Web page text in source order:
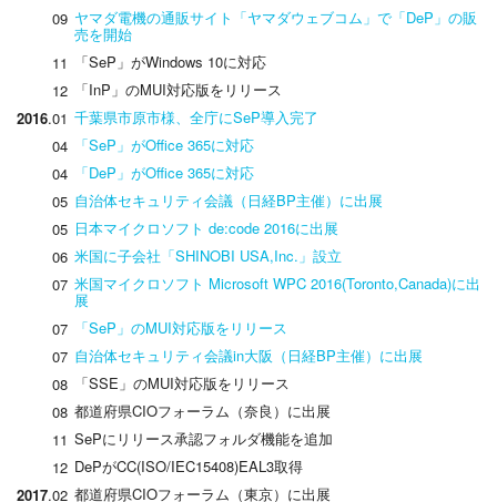
09 ヤマダ電機の通販サイト「ヤマダウェブコム」で「DeP」の販
売を開始
11
「SeP」がWindows 10に対応
12
「InP」のMUI対応版をリリース
2016.01 千葉県市原市様、全庁にSeP導入完了
04
「SeP」がOffice 365に対応
04
「DeP」がOffice 365に対応
05 自治体セキュリティ会議（日経BP主催）に出展
05 日本マイクロソフト de:code 2016に出展
06 米国に子会社「SHINOBI USA,Inc.」設立
07 米国マイクロソフト Microsoft WPC 2016(Toronto,Canada)に出
展
07
「SeP」のMUI対応版をリリース
07 自治体セキュリティ会議in大阪（日経BP主催）に出展
08
「SSE」のMUI対応版をリリース
08 都道府県CIOフォーラム（奈良）に出展
11 SePにリリース承認フォルダ機能を追加
12 DePがCC(ISO/IEC15408)EAL3取得
2017.02 都道府県CIOフォーラム（東京）に出展